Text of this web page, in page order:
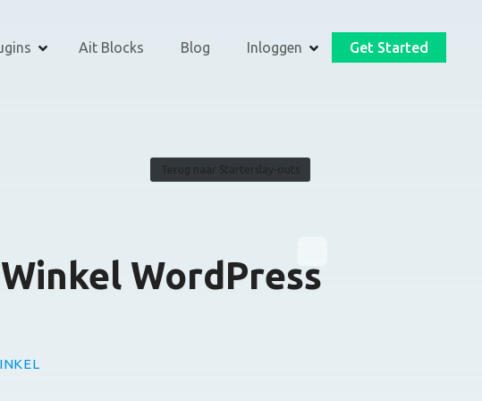
Ait Blocks Blog Inloggen Get Started
Terug naar Starterslay-outs
WordPress